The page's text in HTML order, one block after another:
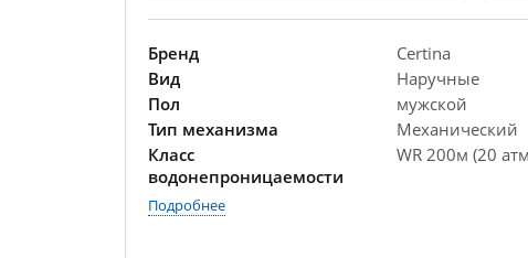
Бренд
Certina
Вид
Наручные
Пол
мужской
Тип механизма
Механический
Класс
водонепроницаемости
WR 200м (20
Подробнее